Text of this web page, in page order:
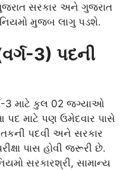
સરકાર અને ગુજરાત
મુજબ લાગુ પડશે.
3) પદની
3 માટે કુલ 02 જગ્યાઓ
માટે પણ ઉમેદવાર પાસે
પદવી અને સરકાર
પાસ હોવી જરૂરી છે.
સરકારશ્રી, સામાન્ય